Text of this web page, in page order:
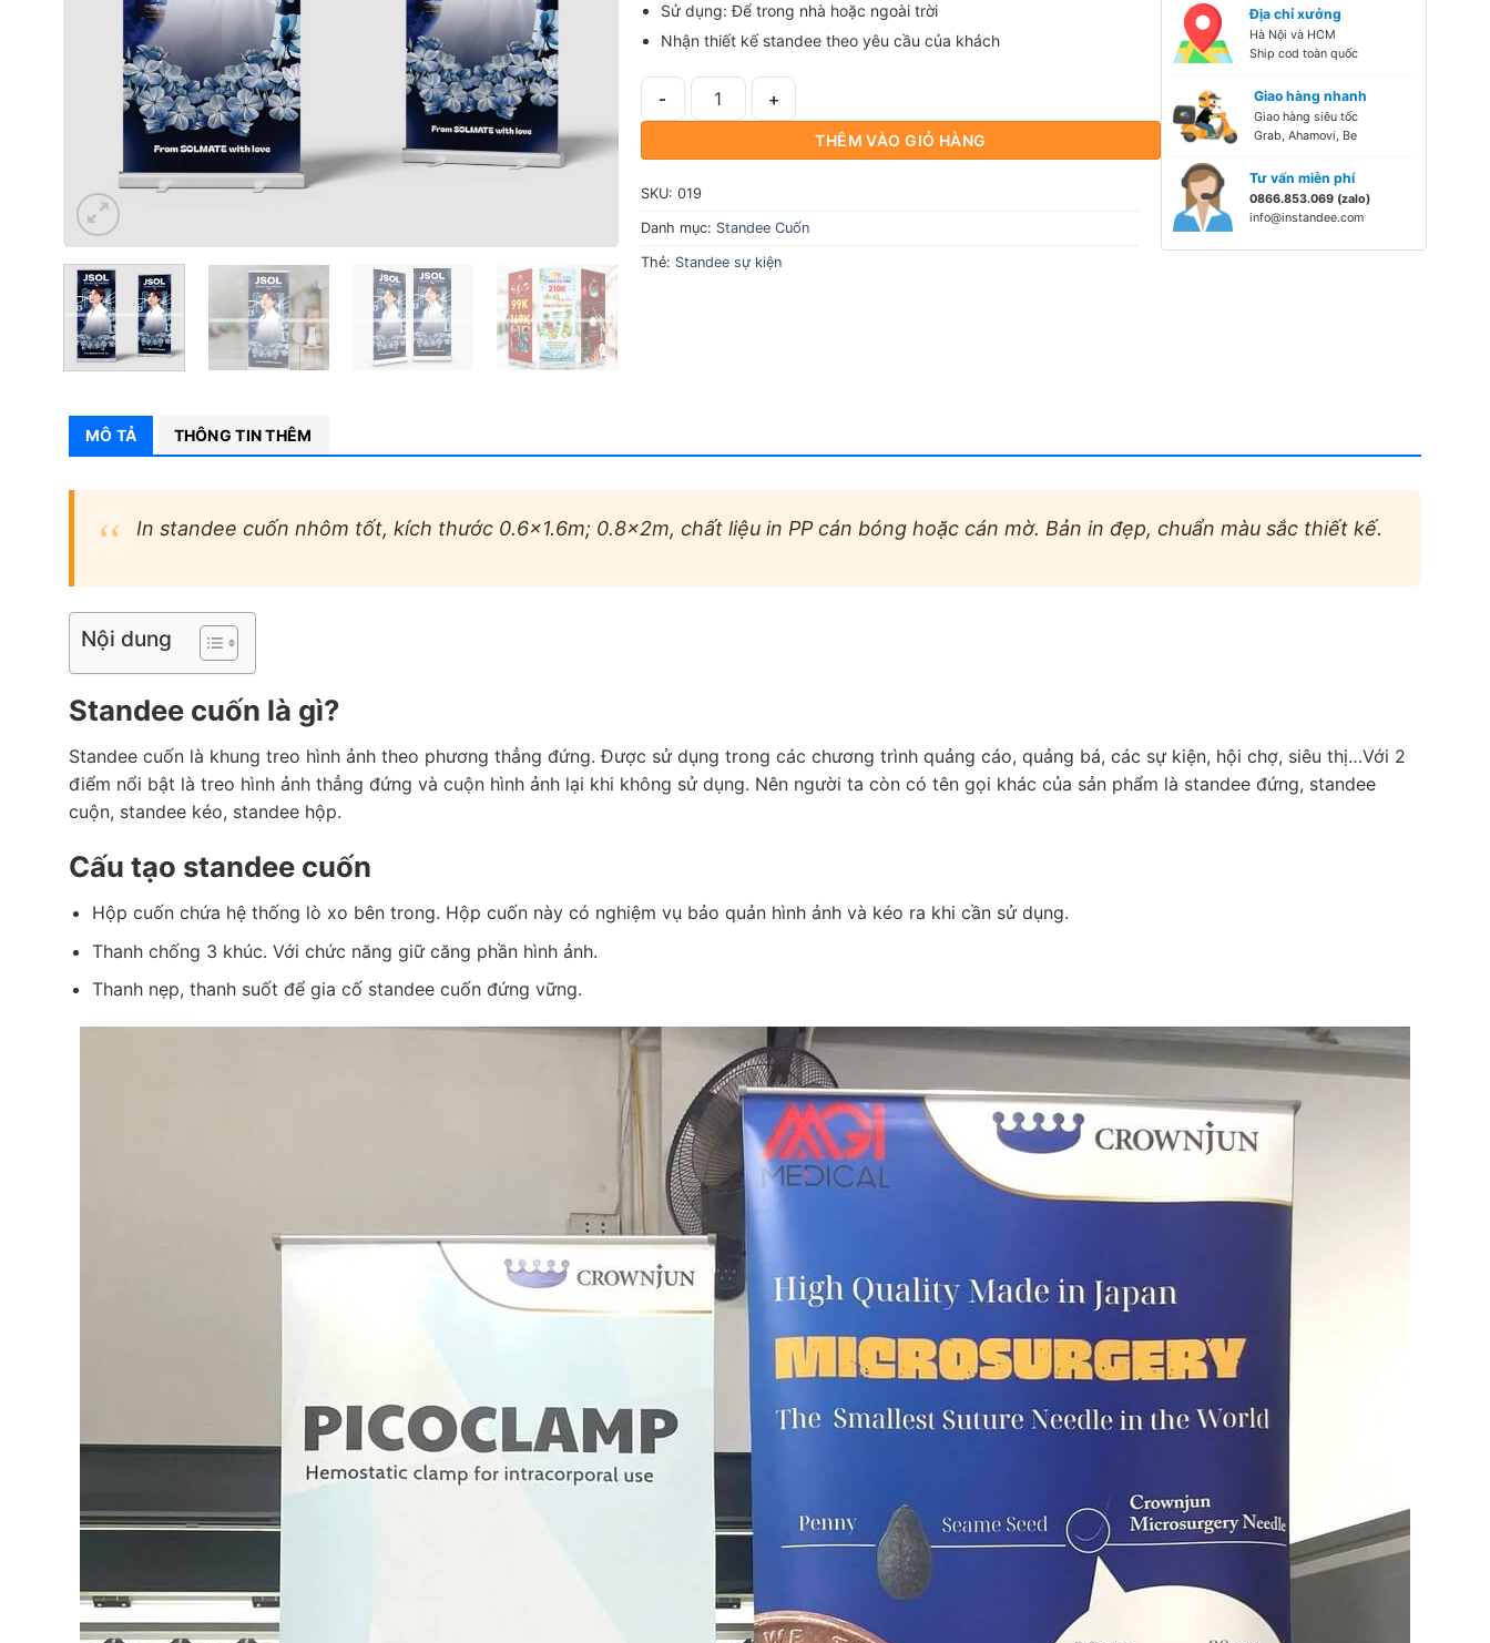
Sử dụng: Để trong nhà hoặc ngoài trời
Nhận thiết kế standee theo yêu cầu của khách
Combo: In Standee + Giá Cuốn Nhôm Tốt số lượng
THÊM VÀO GIỎ HÀNG
SKU: 019
Danh mục: Standee Cuốn
Thẻ: Standee sự kiện
Địa chỉ xưởng
Hà Nội và HCM
Ship cod toàn quốc
Giao hàng nhanh
Giao hàng siêu tốc
Grab, Ahamovi, Be
Tư vấn miễn phí
0866.853.069 (zalo)
info@instandee.com
MÔ TẢ THÔNG TIN THÊM
In standee cuốn nhôm tốt, kích thước 0.6×1.6m; 0.8x2m, chất liệu in PP cán bóng hoặc cán mờ. Bản in đẹp, chuẩn màu sắc thiết kế.
Nội dung
Standee cuốn là gì?
Standee cuốn là khung treo hình ảnh theo phương thẳng đứng. Được sử dụng trong các chương trình quảng cáo, quảng bá, các sự kiện, hội chợ, siêu thị…Với 2
điểm nổi bật là treo hình ảnh thẳng đứng và cuộn hình ảnh lại khi không sử dụng. Nên người ta còn có tên gọi khác của sản phẩm là standee đứng, standee
cuộn, standee kéo, standee hộp.
Cấu tạo standee cuốn
Hộp cuốn chứa hệ thống lò xo bên trong. Hộp cuốn này có nghiệm vụ bảo quản hình ảnh và kéo ra khi cần sử dụng.
Thanh chống 3 khúc. Với chức năng giữ căng phần hình ảnh.
Thanh nẹp, thanh suốt để gia cố standee cuốn đứng vững.